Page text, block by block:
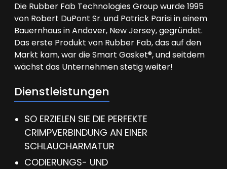
Die Rubber Fab Technologies Group wurde 1995
von Robert DuPont Sr. und Patrick Parisi in einem
Bauernhaus in Andover, New Jersey, gegründet.
Das erste Produkt von Rubber Fab, das auf den
Markt kam, war die Smart Gasket®, und seitdem
wächst das Unternehmen stetig weiter!
Dienstleistungen
SO ERZIELEN SIE DIE PERFEKTE
CRIMPVERBINDUNG AN EINER
SCHLAUCHARMATUR
CODIERUNGS- UND